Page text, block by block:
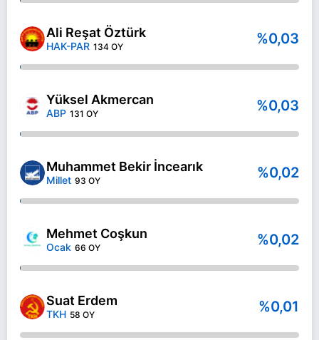
Ali Reşat Öztürk
HAK-PAR 134 OY %0,03
Yüksel Akmercan
ABP 131 OY %0,03
Muhammet Bekir İncearık
Millet 93 OY %0,02
Mehmet Coşkun
Ocak 66 OY %0,02
Suat Erdem
TKH 58 OY %0,01